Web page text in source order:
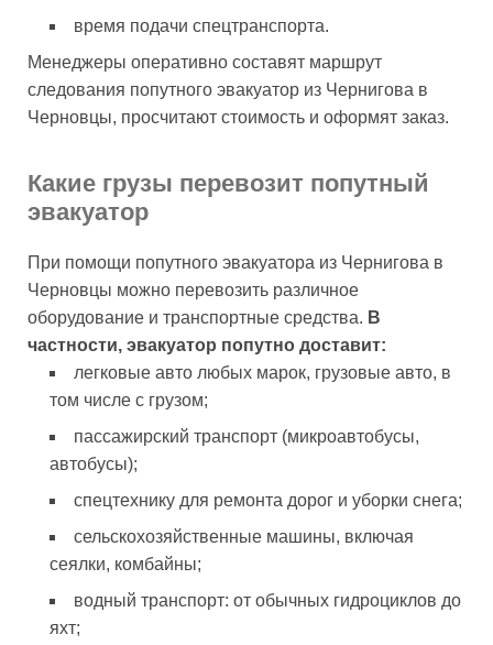
время подачи спецтранспорта.
Менеджеры оперативно составят маршрут
следования попутного эвакуатор из Чернигова в
Черновцы, просчитают стоимость и оформят заказ.
Какие грузы перевозит попутный
эвакуатор
При помощи попутного эвакуатора из Чернигова в
Черновцы можно перевозить различное
оборудование и транспортные средства. В
частности, эвакуатор попутно доставит:
легковые авто любых марок, грузовые авто, в
том числе с грузом;
пассажирский транспорт (микроавтобусы,
автобусы);
спецтехнику для ремонта дорог и уборки снега;
сельскохозяйственные машины, включая
сеялки, комбайны;
водный транспорт: от обычных гидроциклов до
яхт;